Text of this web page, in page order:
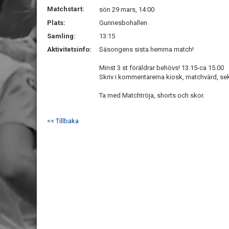
Matchstart:
sön 29 mars, 14:00
Plats:
Gunnesbohallen
Samling:
13:15
Aktivitetsinfo:
Säsongens sista hemma match!
Minst 3 st föräldrar behövs! 13.15-ca 15.00
Skriv i kommentarerna kiosk, matchvärd,
Ta med Matchtröja, shorts och skor.
<< Tillbaka